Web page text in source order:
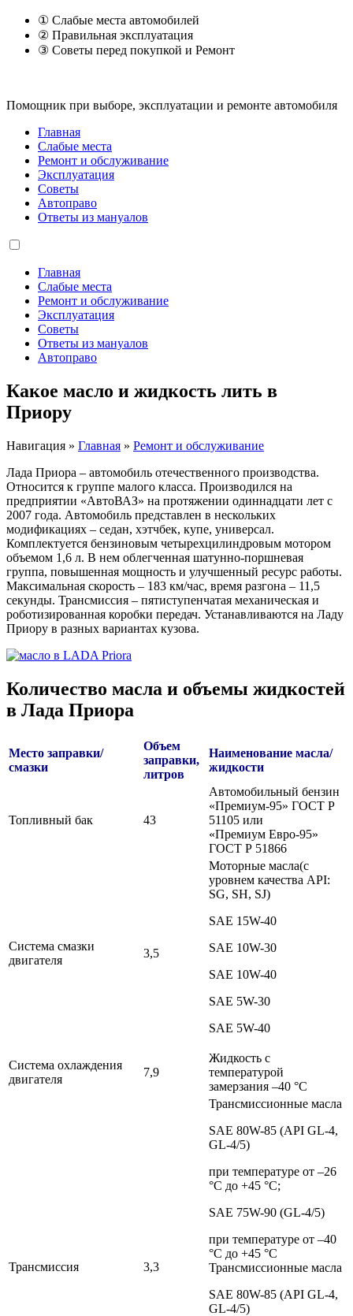
① Слабые места автомобилей
② Правильная эксплуатация
③ Советы перед покупкой и Ремонт
Помощник при выборе, эксплуатации и ремонте автомобиля
Главная
Слабые места
Ремонт и обслуживание
Эксплуатация
Советы
Автоправо
Ответы из мануалов
Главная
Слабые места
Ремонт и обслуживание
Эксплуатация
Советы
Ответы из мануалов
Автоправо
Какое масло и жидкость лить в
Приору
Навигация » Главная » Ремонт и обслуживание
Лада Приора – автомобиль отечественного производства.
Относится к группе малого класса. Производился на
предприятии «АвтоВАЗ» на протяжении одиннадцати лет с
2007 года. Автомобиль представлен в нескольких
модификациях – седан, хэтчбек, купе, универсал.
Комплектуется бензиновым четырехцилиндровым мотором
объемом 1,6 л. В нем облегченная шатунно-поршневая
группа, повышенная мощность и улучшенный ресурс работы.
Максимальная скорость – 183 км/час, время разгона – 11,5
секунды. Трансмиссия – пятиступенчатая механическая и
роботизированная коробки передач. Устанавливаются на Ладу
Приору в разных вариантах кузова.
Количество масла и объемы жидкостей
в Лада Приора
Место заправки/
смазки
Объем
заправки,
литров
Наименование масла/
жидкости
Топливный бак 43
Автомобильный бензин
«Премиум-95» ГОСТ Р
51105 или
«Премиум Евро-95»
ГОСТ Р 51866
Система смазки
двигателя
3,5
Моторные масла(с
уровнем качества API:
SG, SH, SJ)
SAE 15W-40
SAE 10W-30
SAE 10W-40
SAE 5W-30
SAE 5W-40
Система охлаждения
двигателя
7,9
Жидкость с
температурой
замерзания –40 °С
Трансмиссия 3,3
Трансмиссионные масла
SAE 80W-85 (АРI GL-4,
GL-4/5)
при температуре от –26
°С до +45 °С;
SAE 75W-90 (GL-4/5)
при температуре от –40
°С до +45 °С
Трансмиссионные масла
SAE 80W-85 (АРI GL-4,
GL-4/5)